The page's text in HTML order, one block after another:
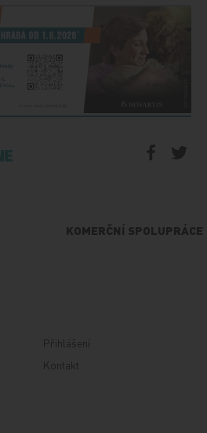
KOMERČNÍ SPOLUPRÁCE
Přihlášení
Kontakt